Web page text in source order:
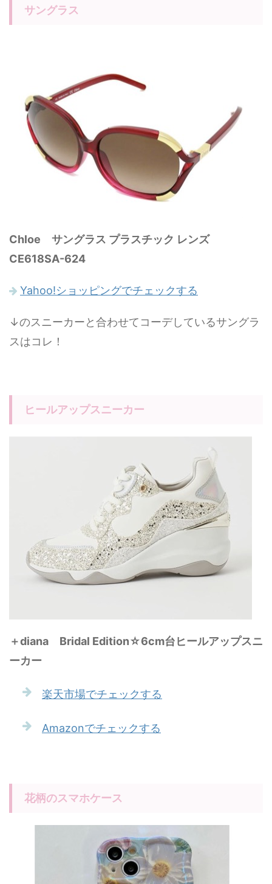
サングラス
Chloe サングラス プラスチック レンズ
CE618SA-624
Yahoo!ショッピングでチェックする
↓のスニーカーと合わせてコーデしているサングラ
スはコレ！
ヒールアップスニーカー
＋diana Bridal Edition☆6cm台ヒールアップスニ
ーカー
楽天市場でチェックする
Amazonでチェックする
花柄のスマホケース